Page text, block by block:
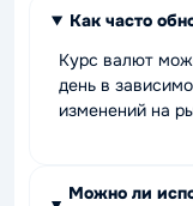
Как часто
Курс валют
день в
изменений на
Можно ли